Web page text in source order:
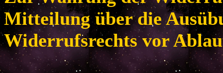
Mitteilung über die
Widerrufsrechts vor